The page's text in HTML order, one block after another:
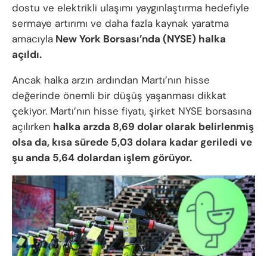
dostu ve elektrikli ulaşımı yaygınlaştırma hedefiyle
sermaye artırımı ve daha fazla kaynak yaratma
amacıyla New York Borsası’nda (NYSE) halka
açıldı.
Ancak halka arzın ardından Martı’nın hisse
değerinde önemli bir düşüş yaşanması dikkat
çekiyor. Martı’nın hisse fiyatı, şirket NYSE borsasına
açılırken halka arzda 8,69 dolar olarak belirlenmiş
olsa da, kısa sürede 5,03 dolara kadar geriledi ve
şu anda 5,64 dolardan işlem görüyor.